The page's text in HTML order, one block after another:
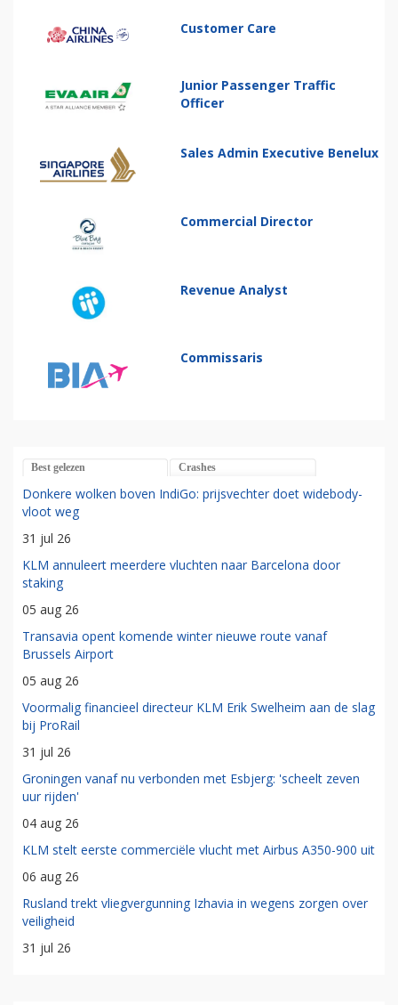
Customer Care
Junior Passenger Traffic
Officer
Sales Admin Executive Benelux
Commercial Director
Revenue Analyst
Commissaris
Best gelezen Crashes
Donkere wolken boven IndiGo: prijsvechter doet widebody-
vloot weg
31 jul 26
KLM annuleert meerdere vluchten naar Barcelona door
staking
05 aug 26
Transavia opent komende winter nieuwe route vanaf
Brussels Airport
05 aug 26
Voormalig financieel directeur KLM Erik Swelheim aan de slag
bij ProRail
31 jul 26
Groningen vanaf nu verbonden met Esbjerg: 'scheelt zeven
uur rijden'
04 aug 26
KLM stelt eerste commerciële vlucht met Airbus A350-900 uit
06 aug 26
Rusland trekt vliegvergunning Izhavia in wegens zorgen over
veiligheid
31 jul 26